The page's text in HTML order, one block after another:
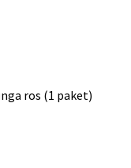
ros (1 paket)